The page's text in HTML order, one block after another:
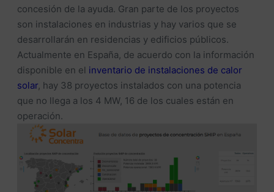
concesión de la ayuda. Gran parte de los proyectos
son instalaciones en industrias y hay varios que se
desarrollarán en residencias y edificios públicos.
Actualmente en España, de acuerdo con la información
disponible en el inventario de instalaciones de calor
solar , hay 38 proyectos instalados con una potencia
que no llega a los 4 MW, 16 de los cuales están en
operación.